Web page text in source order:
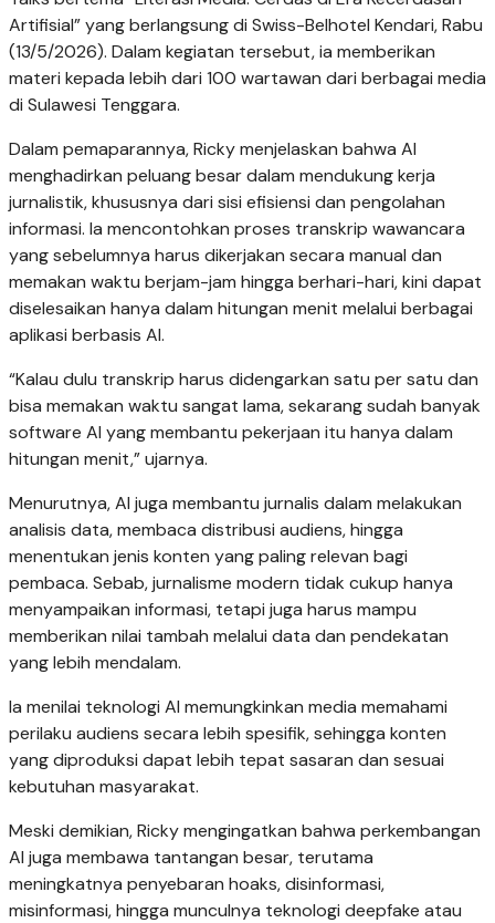
Artifisial” yang berlangsung di Swiss-Belhotel Kendari, Rabu
(13/5/2026). Dalam kegiatan tersebut, ia memberikan
materi kepada lebih dari 100 wartawan dari berbagai media
di Sulawesi Tenggara.
Dalam pemaparannya, Ricky menjelaskan bahwa AI
menghadirkan peluang besar dalam mendukung kerja
jurnalistik, khususnya dari sisi efisiensi dan pengolahan
informasi. Ia mencontohkan proses transkrip wawancara
yang sebelumnya harus dikerjakan secara manual dan
memakan waktu berjam-jam hingga berhari-hari, kini dapat
diselesaikan hanya dalam hitungan menit melalui berbagai
aplikasi berbasis AI.
“Kalau dulu transkrip harus didengarkan satu per satu dan
bisa memakan waktu sangat lama, sekarang sudah banyak
software AI yang membantu pekerjaan itu hanya dalam
hitungan menit,” ujarnya.
Menurutnya, AI juga membantu jurnalis dalam melakukan
analisis data, membaca distribusi audiens, hingga
menentukan jenis konten yang paling relevan bagi
pembaca. Sebab, jurnalisme modern tidak cukup hanya
menyampaikan informasi, tetapi juga harus mampu
memberikan nilai tambah melalui data dan pendekatan
yang lebih mendalam.
Ia menilai teknologi AI memungkinkan media memahami
perilaku audiens secara lebih spesifik, sehingga konten
yang diproduksi dapat lebih tepat sasaran dan sesuai
kebutuhan masyarakat.
Meski demikian, Ricky mengingatkan bahwa perkembangan
AI juga membawa tantangan besar, terutama
meningkatnya penyebaran hoaks, disinformasi,
misinformasi, hingga munculnya teknologi deepfake atau